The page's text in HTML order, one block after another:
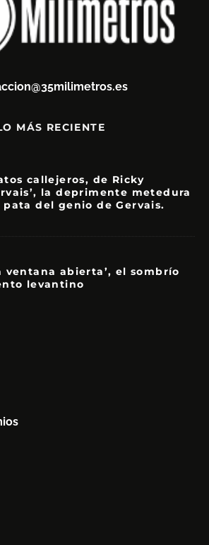
MÁS RECIENTE
callejeros, de Ricky
la deprimente metedura
pata del genio de Gervais.
ventana abierta’, el sombrío
levantino